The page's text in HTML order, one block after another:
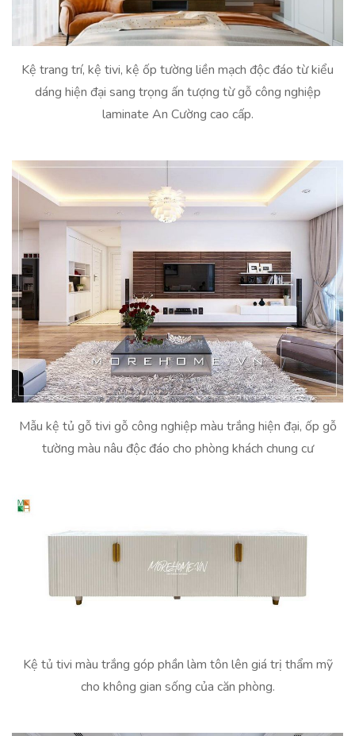
Kệ trang trí, kệ tivi, kệ ốp tường liền mạch độc đáo từ kiểu
dáng hiện đại sang trọng ấn tượng từ gỗ công nghiệp
laminate An Cường cao cấp.
Mẫu kệ tủ gỗ tivi gỗ công nghiệp màu trắng hiện đại, ốp gỗ
tường màu nâu độc đáo cho phòng khách chung cư
Kệ tủ tivi màu trắng góp phần làm tôn lên giá trị thẩm mỹ
cho không gian sống của căn phòng.